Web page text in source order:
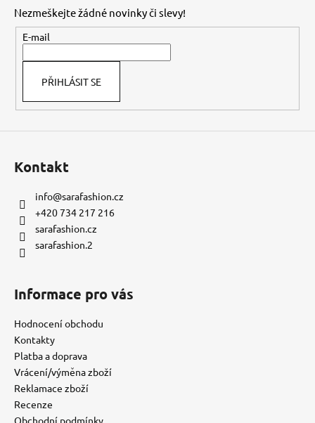
Nezmeškejte žádné novinky či slevy!
E-mail
PŘIHLÁSIT SE
Kontakt
info@sarafashion.cz
+420 734 217 216
sarafashion.cz
sarafashion.2
Informace pro vás
Hodnocení obchodu
Kontakty
Platba a doprava
Vrácení/výměna zboží
Reklamace zboží
Recenze
Obchodní podmínky